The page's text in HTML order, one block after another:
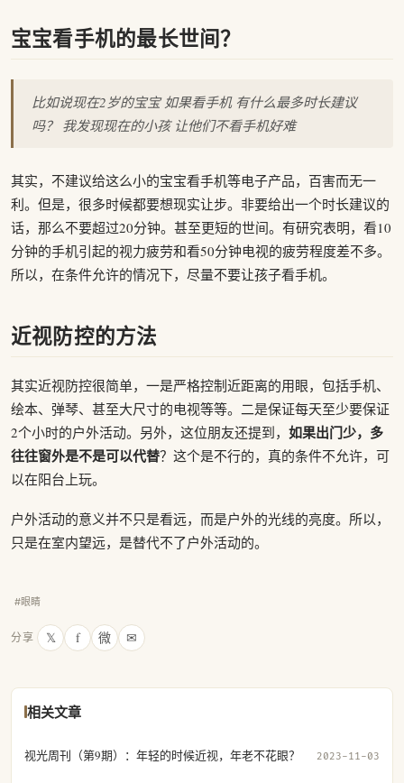
宝宝看手机的最长世间？
比如说现在2岁的宝宝 如果看手机 有什么最多时长建议
吗？ 我发现现在的小孩 让他们不看手机好难
其实，不建议给这么小的宝宝看手机等电子产品，百害而无一
利。但是，很多时候都要想现实让步。非要给出一个时长建议的
话，那么不要超过20分钟。甚至更短的世间。有研究表明，看10
分钟的手机引起的视力疲劳和看50分钟电视的疲劳程度差不多。
所以，在条件允许的情况下，尽量不要让孩子看手机。
近视防控的方法
其实近视防控很简单，一是严格控制近距离的用眼，包括手机、
绘本、弹琴、甚至大尺寸的电视等等。二是保证每天至少要保证
2个小时的户外活动。另外，这位朋友还提到， 如果出门少，多
往往窗外是不是可以代替？这个是不行的，真的条件不允许，可
以在阳台上玩。
户外活动的意义并不只是看远，而是户外的光线的亮度。所以，
只是在室内望远，是替代不了户外活动的。
#眼睛
分享 𝕏 f 微 ✉
相关文章
视光周刊（第9期）：年轻的时候近视，年老不花眼？ 2023-11-03